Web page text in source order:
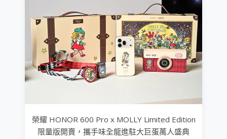
榮耀 HONOR 600 Pro x MOLLY Limited Edition
限量版開賣，攜手味全龍進駐大巨蛋萬人盛典